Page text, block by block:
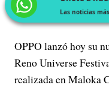
Las noticias
OPPO lanzó hoy su
Reno Universe
realizada en Maloka